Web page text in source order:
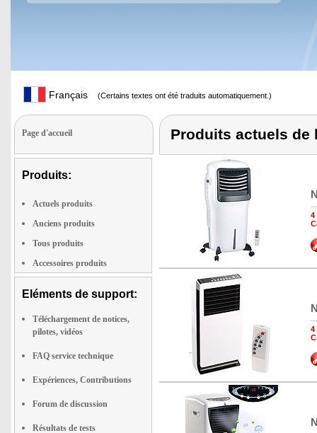
Français (Certains textes ont été traduits automatiquement.)
Page d'accueil
Produits:
Actuels produits
Anciens produits
Tous produits
Accessoires produits
Eléments de support:
Téléchargement de notices,
pilotes, vidéos
FAQ service technique
Expériences, Contributions
Forum de discussion
Résultats de tests
Produits actuels de
4
4